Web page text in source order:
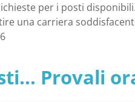
per i posti
una carriera
Provali